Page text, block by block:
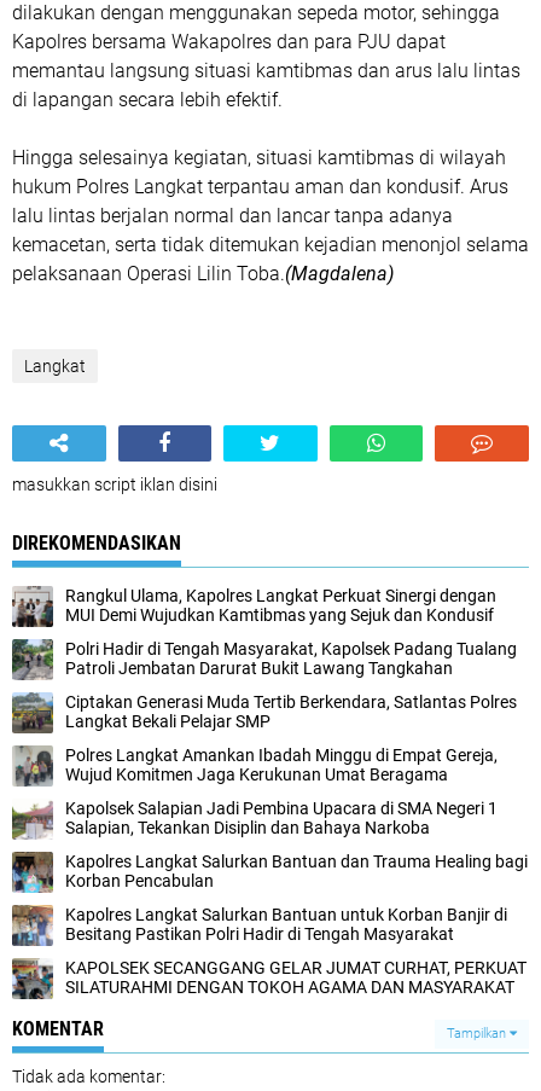
dilakukan dengan menggunakan sepeda motor, sehingga
Kapolres bersama Wakapolres dan para PJU dapat
memantau langsung situasi kamtibmas dan arus lalu lintas
di lapangan secara lebih efektif.
Hingga selesainya kegiatan, situasi kamtibmas di wilayah
hukum Polres Langkat terpantau aman dan kondusif. Arus
lalu lintas berjalan normal dan lancar tanpa adanya
kemacetan, serta tidak ditemukan kejadian menonjol selama
pelaksanaan Operasi Lilin Toba.(Magdalena)
Langkat
masukkan script iklan disini
DIREKOMENDASIKAN
Rangkul Ulama, Kapolres Langkat Perkuat Sinergi dengan
MUI Demi Wujudkan Kamtibmas yang Sejuk dan Kondusif
Polri Hadir di Tengah Masyarakat, Kapolsek Padang Tualang
Patroli Jembatan Darurat Bukit Lawang Tangkahan
Ciptakan Generasi Muda Tertib Berkendara, Satlantas Polres
Langkat Bekali Pelajar SMP
Polres Langkat Amankan Ibadah Minggu di Empat Gereja,
Wujud Komitmen Jaga Kerukunan Umat Beragama
Kapolsek Salapian Jadi Pembina Upacara di SMA Negeri 1
Salapian, Tekankan Disiplin dan Bahaya Narkoba
Kapolres Langkat Salurkan Bantuan dan Trauma Healing bagi
Korban Pencabulan ‎
Kapolres Langkat Salurkan Bantuan untuk Korban Banjir di
Besitang Pastikan Polri Hadir di Tengah Masyarakat
KAPOLSEK SECANGGANG GELAR JUMAT CURHAT, PERKUAT
SILATURAHMI DENGAN TOKOH AGAMA DAN MASYARAKAT
KOMENTAR Tampilkan
Tidak ada komentar: